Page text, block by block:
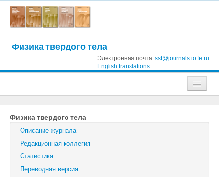
Физика твердого тела
Электронная почта: sst@journals.ioffe.ru
English translations
Журнал технической физики
Письма в Журнал технической физики
Физика твердого тела
Физика твердого тела
Описание журнала
Редакционная коллегия
Статистика
Переводная версия